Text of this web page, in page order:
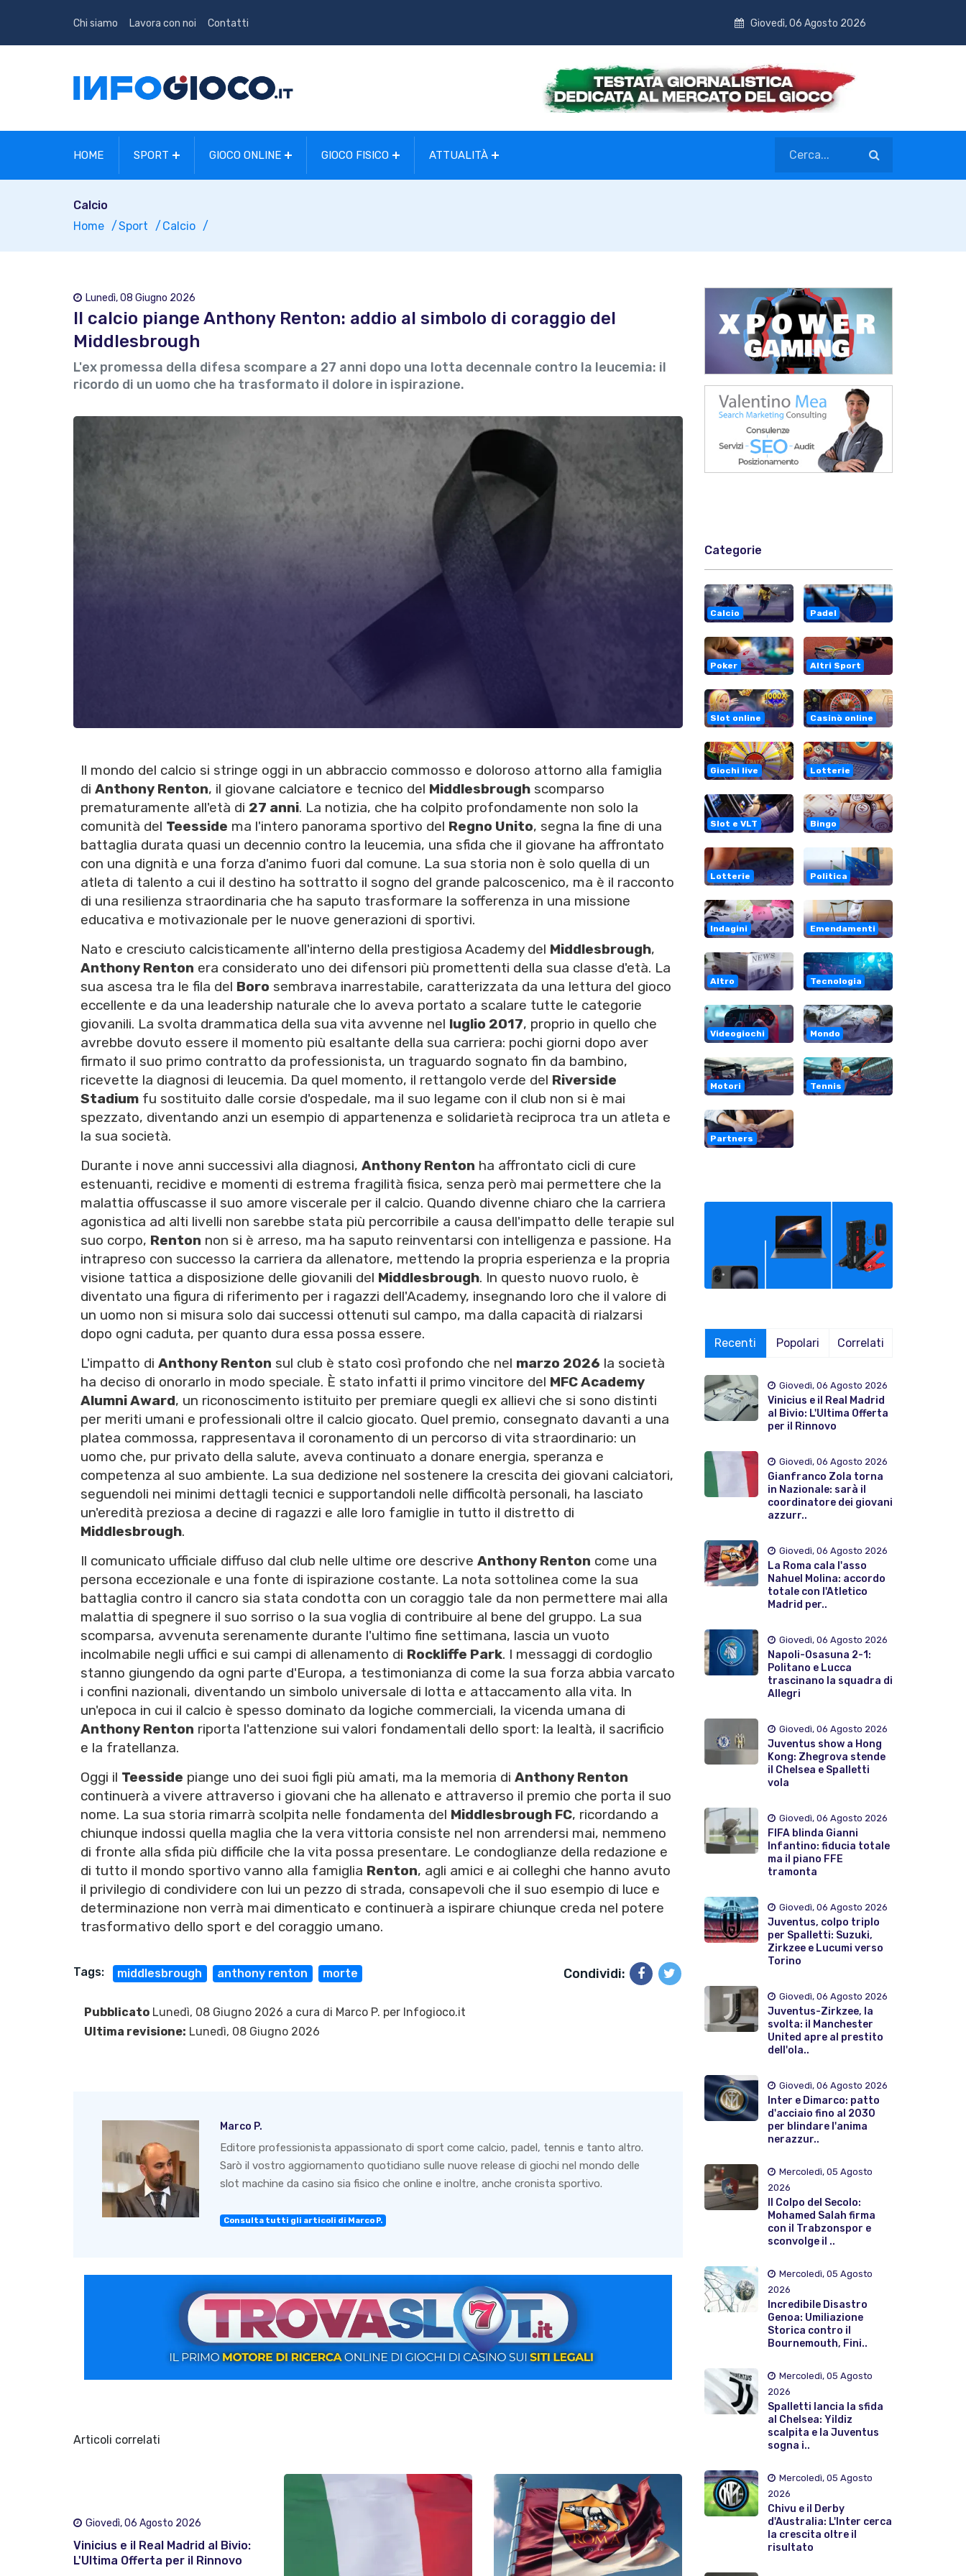
Chi siamo Lavora con noi Contatti Giovedì, 06 Agosto 2026
HOME SPORT GIOCO ONLINE GIOCO FISICO ATTUALITÀ
Calcio
Home
Sport Calcio
Lunedì, 08 Giugno 2026
Il calcio piange Anthony Renton: addio al simbolo di coraggio del
Middlesbrough
L'ex promessa della difesa scompare a 27 anni dopo una lotta decennale contro la leucemia: il
ricordo di un uomo che ha trasformato il dolore in ispirazione.
Il mondo del calcio si stringe oggi in un abbraccio commosso e doloroso attorno alla famiglia
di Anthony Renton, il giovane calciatore e tecnico del Middlesbrough scomparso
prematuramente all'età di 27 anni. La notizia, che ha colpito profondamente non solo la
comunità del Teesside ma l'intero panorama sportivo del Regno Unito, segna la fine di una
battaglia durata quasi un decennio contro la leucemia, una sfida che il giovane ha affrontato
con una dignità e una forza d'animo fuori dal comune. La sua storia non è solo quella di un
atleta di talento a cui il destino ha sottratto il sogno del grande palcoscenico, ma è il racconto
di una resilienza straordinaria che ha saputo trasformare la sofferenza in una missione
educativa e motivazionale per le nuove generazioni di sportivi.
Nato e cresciuto calcisticamente all'interno della prestigiosa Academy del Middlesbrough,
Anthony Renton era considerato uno dei difensori più promettenti della sua classe d'età. La
sua ascesa tra le fila del Boro sembrava inarrestabile, caratterizzata da una lettura del gioco
eccellente e da una leadership naturale che lo aveva portato a scalare tutte le categorie
giovanili. La svolta drammatica della sua vita avvenne nel luglio 2017, proprio in quello che
avrebbe dovuto essere il momento più esaltante della sua carriera: pochi giorni dopo aver
firmato il suo primo contratto da professionista, un traguardo sognato fin da bambino,
ricevette la diagnosi di leucemia. Da quel momento, il rettangolo verde del Riverside
Stadium fu sostituito dalle corsie d'ospedale, ma il suo legame con il club non si è mai
spezzato, diventando anzi un esempio di appartenenza e solidarietà reciproca tra un atleta e
la sua società.
Durante i nove anni successivi alla diagnosi, Anthony Renton ha affrontato cicli di cure
estenuanti, recidive e momenti di estrema fragilità fisica, senza però mai permettere che la
malattia offuscasse il suo amore viscerale per il calcio. Quando divenne chiaro che la carriera
agonistica ad alti livelli non sarebbe stata più percorribile a causa dell'impatto delle terapie sul
suo corpo, Renton non si è arreso, ma ha saputo reinventarsi con intelligenza e passione. Ha
intrapreso con successo la carriera da allenatore, mettendo la propria esperienza e la propria
visione tattica a disposizione delle giovanili del Middlesbrough. In questo nuovo ruolo, è
diventato una figura di riferimento per i ragazzi dell'Academy, insegnando loro che il valore di
un uomo non si misura solo dai successi ottenuti sul campo, ma dalla capacità di rialzarsi
dopo ogni caduta, per quanto dura essa possa essere.
L'impatto di Anthony Renton sul club è stato così profondo che nel marzo 2026 la società
ha deciso di onorarlo in modo speciale. È stato infatti il primo vincitore del MFC Academy
Alumni Award, un riconoscimento istituito per premiare quegli ex allievi che si sono distinti
per meriti umani e professionali oltre il calcio giocato. Quel premio, consegnato davanti a una
platea commossa, rappresentava il coronamento di un percorso di vita straordinario: un
uomo che, pur privato della salute, aveva continuato a donare energia, speranza e
competenza al suo ambiente. La sua dedizione nel sostenere la crescita dei giovani calciatori,
seguendoli nei minimi dettagli tecnici e supportandoli nelle difficoltà personali, ha lasciato
un'eredità preziosa a decine di ragazzi e alle loro famiglie in tutto il distretto di
Middlesbrough.
Il comunicato ufficiale diffuso dal club nelle ultime ore descrive Anthony Renton come una
persona eccezionale e una fonte di ispirazione costante. La nota sottolinea come la sua
battaglia contro il cancro sia stata condotta con un coraggio tale da non permettere mai alla
malattia di spegnere il suo sorriso o la sua voglia di contribuire al bene del gruppo. La sua
scomparsa, avvenuta serenamente durante l'ultimo fine settimana, lascia un vuoto
incolmabile negli uffici e sui campi di allenamento di Rockliffe Park. I messaggi di cordoglio
stanno giungendo da ogni parte d'Europa, a testimonianza di come la sua forza abbia varcato
i confini nazionali, diventando un simbolo universale di lotta e attaccamento alla vita. In
un'epoca in cui il calcio è spesso dominato da logiche commerciali, la vicenda umana di
Anthony Renton riporta l'attenzione sui valori fondamentali dello sport: la lealtà, il sacrificio
e la fratellanza.
Oggi il Teesside piange uno dei suoi figli più amati, ma la memoria di Anthony Renton
continuerà a vivere attraverso i giovani che ha allenato e attraverso il premio che porta il suo
nome. La sua storia rimarrà scolpita nelle fondamenta del Middlesbrough FC, ricordando a
chiunque indossi quella maglia che la vera vittoria consiste nel non arrendersi mai, nemmeno
di fronte alla sfida più difficile che la vita possa presentare. Le condoglianze della redazione e
di tutto il mondo sportivo vanno alla famiglia Renton, agli amici e ai colleghi che hanno avuto
il privilegio di condividere con lui un pezzo di strada, consapevoli che il suo esempio di luce e
determinazione non verrà mai dimenticato e continuerà a ispirare chiunque creda nel potere
trasformativo dello sport e del coraggio umano.
Tags: middlesbrough anthony renton morte Condividi:
Pubblicato Lunedì, 08 Giugno 2026 a cura di Marco P. per Infogioco.it
Ultima revisione: Lunedì, 08 Giugno 2026
Marco P.
Editore professionista appassionato di sport come calcio, padel, tennis e tanto altro.
Sarò il vostro aggiornamento quotidiano sulle nuove release di giochi nel mondo delle
slot machine da casino sia fisico che online e inoltre, anche cronista sportivo.
Consulta tutti gli articoli di Marco P.
Articoli correlati
Giovedì, 06 Agosto 2026
Vinicius e il Real Madrid al Bivio:
L'Ultima Offerta per il Rinnovo
Categorie
Calcio Padel
Poker Altri Sport
Slot online Casinò online
Giochi live Lotterie
Slot e VLT Bingo
Lotterie Politica
Indagini Emendamenti
Altro Tecnologia
Videogiochi Mondo
Motori Tennis
Partners
Recenti Popolari Correlati
Giovedì, 06 Agosto 2026
Vinicius e il Real Madrid
al Bivio: L'Ultima Offerta
per il Rinnovo
Giovedì, 06 Agosto 2026
Gianfranco Zola torna
in Nazionale: sarà il
coordinatore dei giovani
azzurr..
Giovedì, 06 Agosto 2026
La Roma cala l'asso
Nahuel Molina: accordo
totale con l'Atletico
Madrid per..
Giovedì, 06 Agosto 2026
Napoli-Osasuna 2-1:
Politano e Lucca
trascinano la squadra di
Allegri
Giovedì, 06 Agosto 2026
Juventus show a Hong
Kong: Zhegrova stende
il Chelsea e Spalletti
vola
Giovedì, 06 Agosto 2026
FIFA blinda Gianni
Infantino: fiducia totale
ma il piano FFE
tramonta
Giovedì, 06 Agosto 2026
Juventus, colpo triplo
per Spalletti: Suzuki,
Zirkzee e Lucumi verso
Torino
Giovedì, 06 Agosto 2026
Juventus-Zirkzee, la
svolta: il Manchester
United apre al prestito
dell'ola..
Giovedì, 06 Agosto 2026
Inter e Dimarco: patto
d'acciaio fino al 2030
per blindare l'anima
nerazzur..
Mercoledì, 05 Agosto
2026
Il Colpo del Secolo:
Mohamed Salah firma
con il Trabzonspor e
sconvolge il ..
Mercoledì, 05 Agosto
2026
Incredibile Disastro
Genoa: Umiliazione
Storica contro il
Bournemouth, Fini..
Mercoledì, 05 Agosto
2026
Spalletti lancia la sfida
al Chelsea: Yildiz
scalpita e la Juventus
sogna i..
Mercoledì, 05 Agosto
2026
Chivu e il Derby
d'Australia: L'Inter cerca
la crescita oltre il
risultato